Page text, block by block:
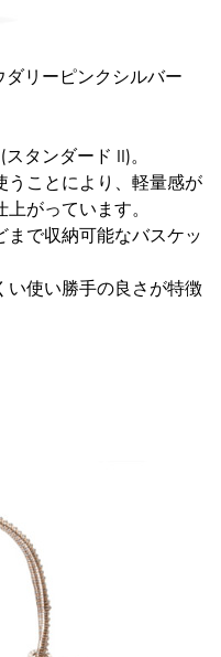
リーピンクシルバー
タンダード II)。
うことにより、軽量感が
がっています。
で収納可能なバスケッ
い使い勝手の良さが特徴